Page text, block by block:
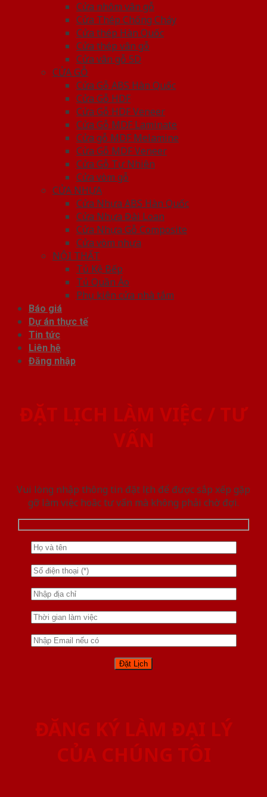
Cửa nhôm vân gỗ
Cửa Thép Chống Cháy
Cửa thép Hàn Quốc
Cửa thép vân gỗ
Cửa vân gỗ 5D
CỬA GỖ
Cửa Gỗ ABS Hàn Quốc
Cửa Gỗ HDF
Cửa Gỗ HDF Veneer
Cửa Gỗ MDF Laminate
Cửa gỗ MDF Melamine
Cửa Gỗ MDF Veneer
Cửa Gỗ Tự Nhiên
Cửa vòm gỗ
CỬA NHỰA
Cửa Nhựa ABS Hàn Quốc
Cửa Nhựa Đài Loan
Cửa Nhựa Gỗ Composite
Cửa vòm nhựa
NỘI THẤT
Tủ Kệ Bếp
Tủ Quần Áo
Phụ kiện cửa nhà tắm
Báo giá
Dự án thực tế
Tin tức
Liên hệ
Đăng nhập
ĐẶT LỊCH LÀM VIỆC / TƯ
VẤN
Vui lòng nhập thông tin đặt lịch để được sắp xếp gặp
gỡ làm việc hoăc tư vấn mà không phải chờ đợi.
ĐĂNG KÝ LÀM ĐẠI LÝ
CỦA CHÚNG TÔI